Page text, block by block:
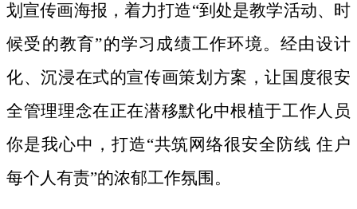
划宣传画海报，着力打造“到处是教学活动、时
候受的教育”的学习成绩工作环境。经由设计
化、沉浸在式的宣传画策划方案，让国度很安
全管理理念在正在潜移默化中根植于工作人员
你是我心中，打造“共筑网络很安全防线 住户
每个人有责”的浓郁工作氛围。